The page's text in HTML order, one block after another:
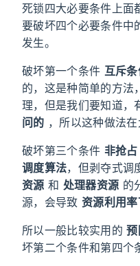
死锁四大必要条件上面
要破坏四个必要条件中
发生。
破坏第一个条件 互斥
的，这是种简单的方法
理，但是我们要知道，
问的 ，所以这种做法在
破坏第三个条件 非抢占
调度算法，但剥夺式调
资源 和 处理器资源 的
源，会导致 资源利用
所以一般比较实用的预
坏第二个条件和第四个